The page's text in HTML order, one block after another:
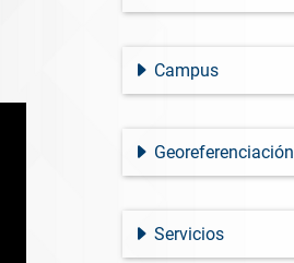
Campus
Georeferenciación
Servicios